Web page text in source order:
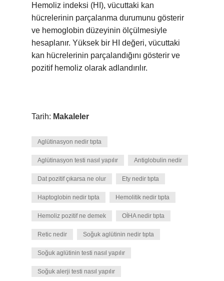
Hemoliz indeksi (HI), vücuttaki kan
hücrelerinin parçalanma durumunu gösterir
ve hemoglobin düzeyinin ölçülmesiyle
hesaplanır. Yüksek bir HI değeri, vücuttaki
kan hücrelerinin parçalandığını gösterir ve
pozitif hemoliz olarak adlandırılır.
Tarih: Makaleler
Aglütinasyon nedir tıpta
Aglütinasyon testi nasıl yapılır Antiglobulin nedir
Dat pozitif çıkarsa ne olur Ety nedir tıpta
Haptoglobin nedir tıpta Hemolitik nedir tıpta
Hemoliz pozitif ne demek OİHA nedir tıpta
Retic nedir Soğuk aglütinin nedir tıpta
Soğuk aglütinin testi nasıl yapılır
Soğuk alerji testi nasıl yapılır